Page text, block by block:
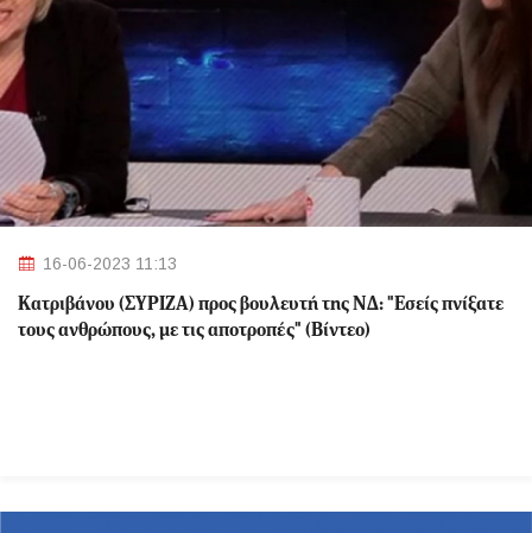
16-06-2023 11:13
Κατριβάνου (ΣΥΡΙΖΑ) προς βουλευτή της ΝΔ: "Εσείς πνίξατε
τους ανθρώπους, με τις αποτροπές" (Βίντεο)